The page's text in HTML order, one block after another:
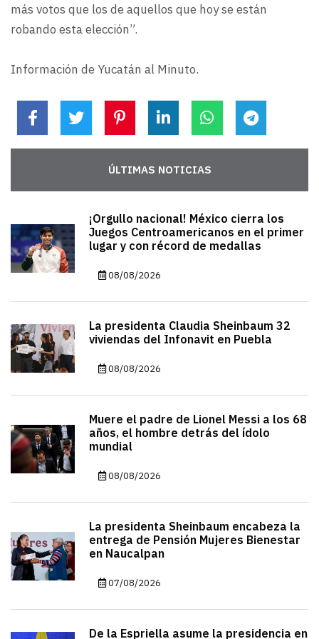
más votos que los de aquellos que hoy se están
robando esta elección”.
Información de Yucatán al Minuto.
ÚLTIMAS NOTICIAS
¡Orgullo nacional! México cierra los
Juegos Centroamericanos en el primer
lugar y con récord de medallas
08/08/2026
La presidenta Claudia Sheinbaum 32
viviendas del Infonavit en Puebla
08/08/2026
Muere el padre de Lionel Messi a los 68
años, el hombre detrás del ídolo
mundial
08/08/2026
La presidenta Sheinbaum encabeza la
entrega de Pensión Mujeres Bienestar
en Naucalpan
07/08/2026
De la Espriella asume la presidencia en